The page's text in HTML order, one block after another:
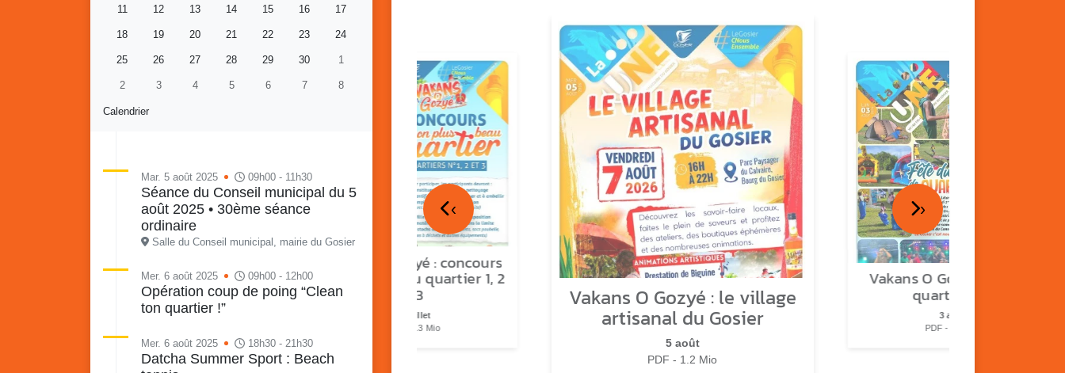
Calendrier
11 12 13 14 15 16 17
18 19 20 21 22 23 24
25 26 27 28 29 30 1
2 3 4 5 6 7 8
Mar. 5 août 2025 09h00 - 11h30
Séance du Conseil municipal du 5
août 2025 • 30ème séance
ordinaire
Salle du Conseil municipal, mairie du Gosier
Mer. 6 août 2025 09h00 - 12h00
Opération coup de poing “Clean
ton quartier !”
Mer. 6 août 2025 18h30 - 21h30
Datcha Summer Sport : Beach
Retour en images sur
Vakans O Gozyé animations
du samedi 18 juillet : Partir
quartier n°3, Gosier beach
summer volley
23 juillet
Vakans o Gozyé : concours
mon plus beau quartier 1, 2
& 3
17 juillet
PDF - 1.3 Mio
Vakans O Gozyé : le village
artisanal du Gosier
5 août
PDF - 1.2 Mio
Vakans O Gozyé : fête de
quartier n°2
3 août
PDF - 2.3 Mio
‹ ›